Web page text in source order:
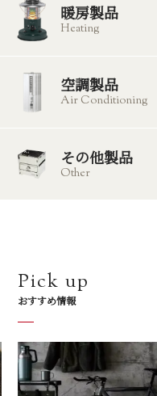
暖房製品
Heating
空調製品
Air Conditioning
その他製品
Other
Pick up
おすすめ情報